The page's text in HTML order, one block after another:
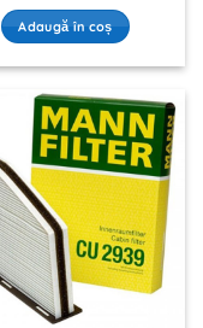
Adaugă în coș